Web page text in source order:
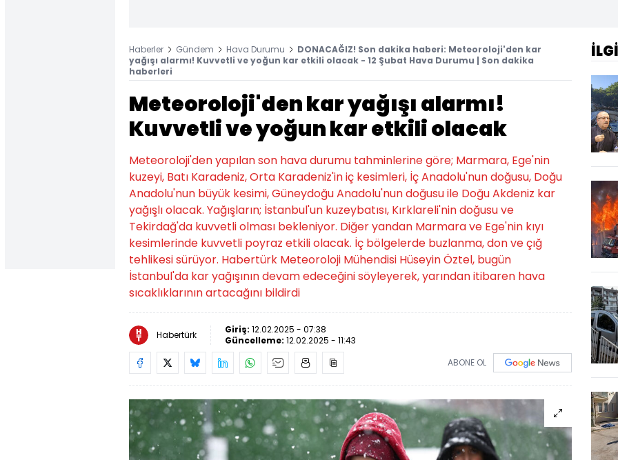
Haberler Gündem Hava Durumu
DONACAĞIZ! Son dakika haberi: Meteoroloji'den kar
yağışı alarmı! Kuvvetli ve yoğun kar etkili olacak - 12 Şubat Hava Durumu | Son dakika
haberleri
Meteoroloji'den kar yağışı alarmı!
Kuvvetli ve yoğun kar etkili olacak
Meteoroloji'den yapılan son hava durumu tahminlerine göre; Marmara, Ege'nin
kuzeyi, Batı Karadeniz, Orta Karadeniz'in iç kesimleri, İç Anadolu'nun doğusu, Doğu
Anadolu'nun büyük kesimi, Güneydoğu Anadolu'nun doğusu ile Doğu Akdeniz kar
yağışlı olacak. Yağışların; İstanbul'un kuzeybatısı, Kırklareli'nin doğusu ve
Tekirdağ'da kuvvetli olması bekleniyor. Diğer yandan Marmara ve Ege'nin kıyı
kesimlerinde kuvvetli poyraz etkili olacak. İç bölgelerde buzlanma, don ve çığ
tehlikesi sürüyor. Habertürk Meteoroloji Mühendisi Hüseyin Öztel, bugün
İstanbul'da kar yağışının devam edeceğini söyleyerek, yarından itibaren hava
sıcaklıklarının artacağını bildirdi
Habertürk Giriş: 12.02.2025 - 07:38
Güncelleme: 12.02.2025 - 11:43
ABONE OL